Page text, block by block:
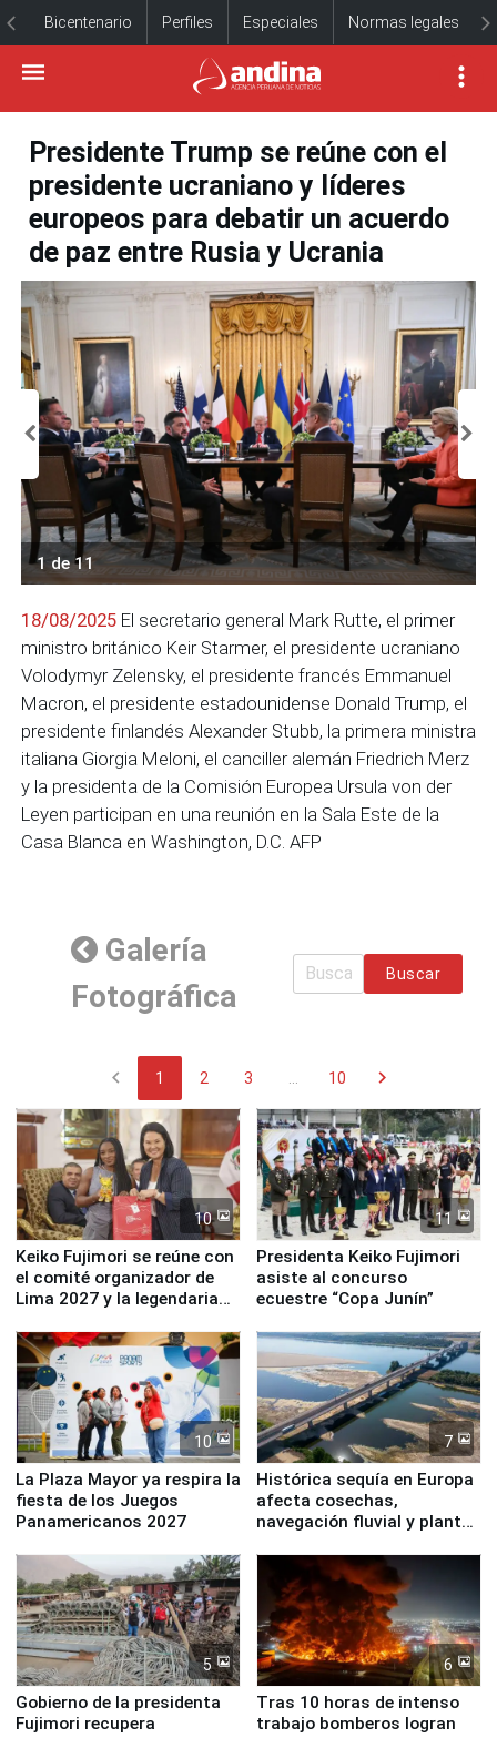
Bicentenario Perfiles Especiales Normas legales
Presidente Trump se reúne con el
presidente ucraniano y líderes
europeos para debatir un acuerdo
de paz entre Rusia y Ucrania
1 de 11
18/08/2025 El secretario general Mark Rutte, el primer
ministro británico Keir Starmer, el presidente ucraniano
Volodymyr Zelensky, el presidente francés Emmanuel
Macron, el presidente estadounidense Donald Trump, el
presidente finlandés Alexander Stubb, la primera ministra
italiana Giorgia Meloni, el canciller alemán Friedrich Merz
y la presidenta de la Comisión Europea Ursula von der
Leyen participan en una reunión en la Sala Este de la
Casa Blanca en Washington, D.C. AFP
Galería
Fotográfica
Buscar
chevron_left 1 2 3 10 chevron_right
10
Keiko Fujimori se reúne con
el comité organizador de
Lima 2027 y la legendaria
11
Presidenta Keiko Fujimori
asiste al concurso
ecuestre “Copa Junín”
10
La Plaza Mayor ya respira la
fiesta de los Juegos
Panamericanos 2027
7
Histórica sequía en Europa
afecta cosechas,
navegación fluvial y plantas
5
Gobierno de la presidenta
Fujimori recupera
6
Tras 10 horas de intenso
trabajo bomberos logran